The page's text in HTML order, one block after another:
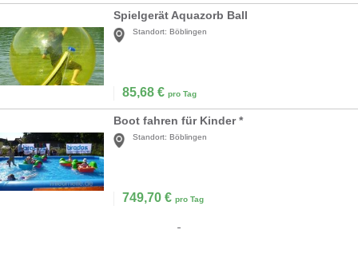
Spielgerät Aquazorb Ball
Standort: Böblingen
85,68 € pro Tag
Boot fahren für Kinder *
Standort: Böblingen
749,70 € pro Tag